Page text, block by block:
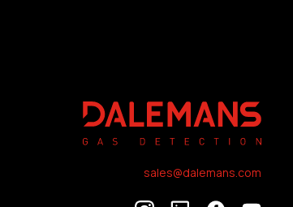
sales@dalemans.com